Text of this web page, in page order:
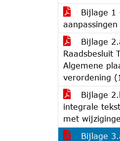
Bijlage 1
Bijlage
Raadsbesluit
Algemene
verordening
Bijlage
integrale
met
Bijlage